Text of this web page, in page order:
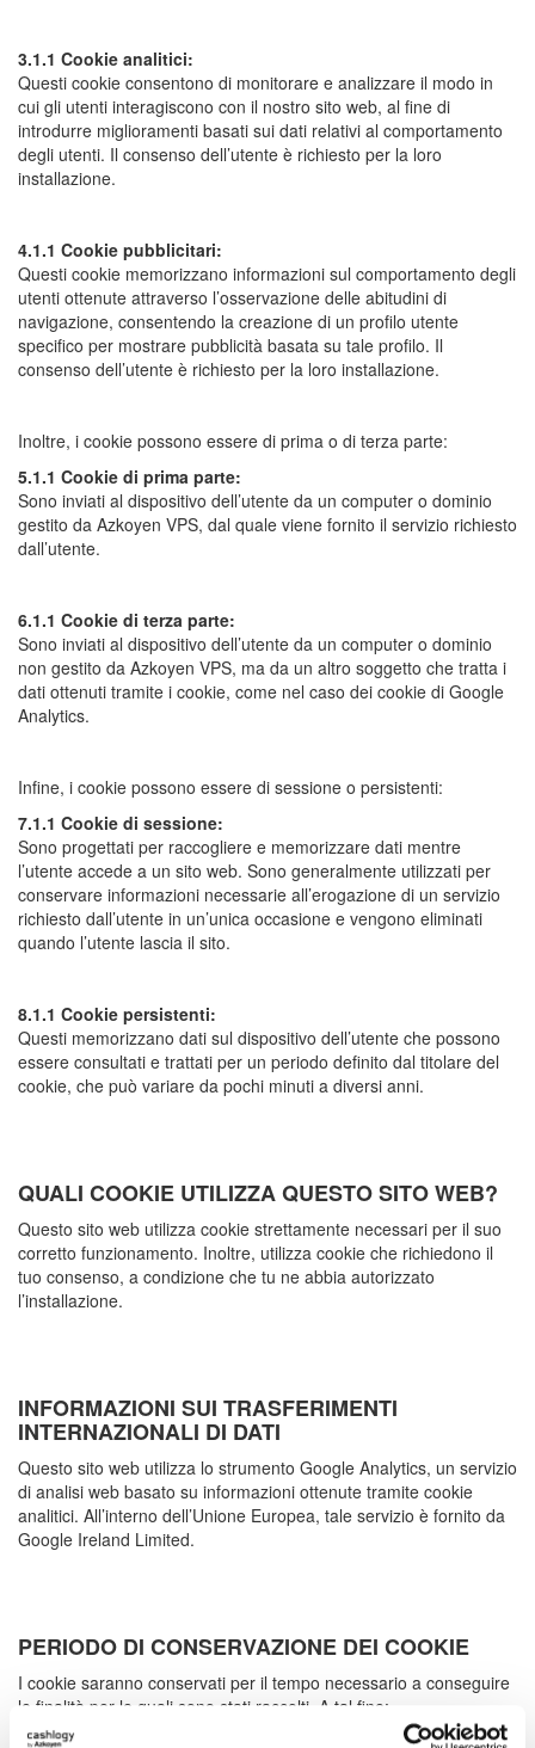
3.1.1 Cookie analitici:
Questi cookie consentono di monitorare e analizzare il modo in
cui gli utenti interagiscono con il nostro sito web, al fine di
introdurre miglioramenti basati sui dati relativi al comportamento
degli utenti. Il consenso dell’utente è richiesto per la loro
installazione.
4.1.1 Cookie pubblicitari:
Questi cookie memorizzano informazioni sul comportamento degli
utenti ottenute attraverso l’osservazione delle abitudini di
navigazione, consentendo la creazione di un profilo utente
specifico per mostrare pubblicità basata su tale profilo. Il
consenso dell’utente è richiesto per la loro installazione.
Inoltre, i cookie possono essere di prima o di terza parte:
5.1.1 Cookie di prima parte:
Sono inviati al dispositivo dell’utente da un computer o dominio
gestito da Azkoyen VPS, dal quale viene fornito il servizio richiesto
dall’utente.
6.1.1 Cookie di terza parte:
Sono inviati al dispositivo dell’utente da un computer o dominio
non gestito da Azkoyen VPS, ma da un altro soggetto che tratta i
dati ottenuti tramite i cookie, come nel caso dei cookie di Google
Analytics.
Infine, i cookie possono essere di sessione o persistenti:
7.1.1 Cookie di sessione:
Sono progettati per raccogliere e memorizzare dati mentre
l’utente accede a un sito web. Sono generalmente utilizzati per
conservare informazioni necessarie all’erogazione di un servizio
richiesto dall’utente in un’unica occasione e vengono eliminati
quando l’utente lascia il sito.
8.1.1 Cookie persistenti:
Questi memorizzano dati sul dispositivo dell’utente che possono
essere consultati e trattati per un periodo definito dal titolare del
cookie, che può variare da pochi minuti a diversi anni.
QUALI COOKIE UTILIZZA QUESTO SITO WEB?
Questo sito web utilizza cookie strettamente necessari per il suo
corretto funzionamento. Inoltre, utilizza cookie che richiedono il
tuo consenso, a condizione che tu ne abbia autorizzato
l’installazione.
INFORMAZIONI SUI TRASFERIMENTI
INTERNAZIONALI DI DATI
Questo sito web utilizza lo strumento Google Analytics, un servizio
di analisi web basato su informazioni ottenute tramite cookie
analitici. All’interno dell’Unione Europea, tale servizio è fornito da
Google Ireland Limited.
PERIODO DI CONSERVAZIONE DEI COOKIE
I cookie saranno conservati per il tempo necessario a conseguire
le finalità per le quali sono stati raccolti. A tal fine: